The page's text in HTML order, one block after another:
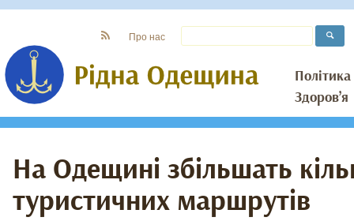
Політика
Здоров’я
Про нас
На Одещині збільшать
туристичних маршрутів